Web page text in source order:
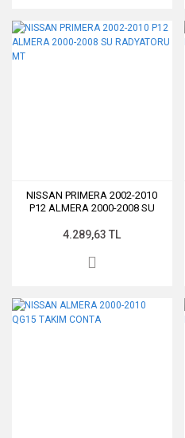
NISSAN PRIMERA 2002-2010
P12 ALMERA 2000-2008 SU
4.289,63 TL